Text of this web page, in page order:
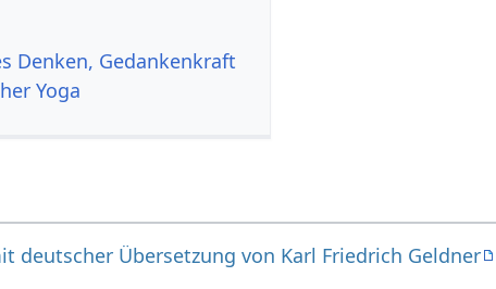
Denken, Gedankenkraft
Yoga
deutscher Übersetzung von Karl Friedrich Geldner